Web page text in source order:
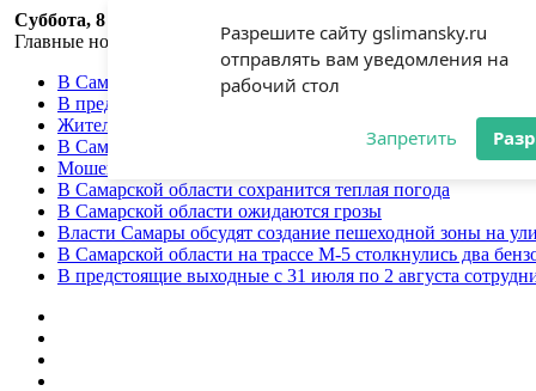
Разрешите сайту gslimansky.ru
отправлять вам уведомления на
рабочий стол
Запретить
Суббота, 8 августа 2026
Главные новости
В Самарской области ожидаются дожди и грозы
В предстоящие выходные с 7 по 9 августа сотрудники
Жительница Самарского региона стала жертвой
В Самарской области объявлен желтый уровень
Мошенники продолжают использовать приёмы
В Самарской области сохранится теплая погода
В Самарской области ожидаются грозы
Власти Самары обсудят создание пешеходной зоны на
В Самарской области на трассе М-5 столкнулись два
В предстоящие выходные с 31 июля по 2 августа